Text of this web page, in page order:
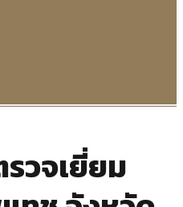
รวจเยี่ยม